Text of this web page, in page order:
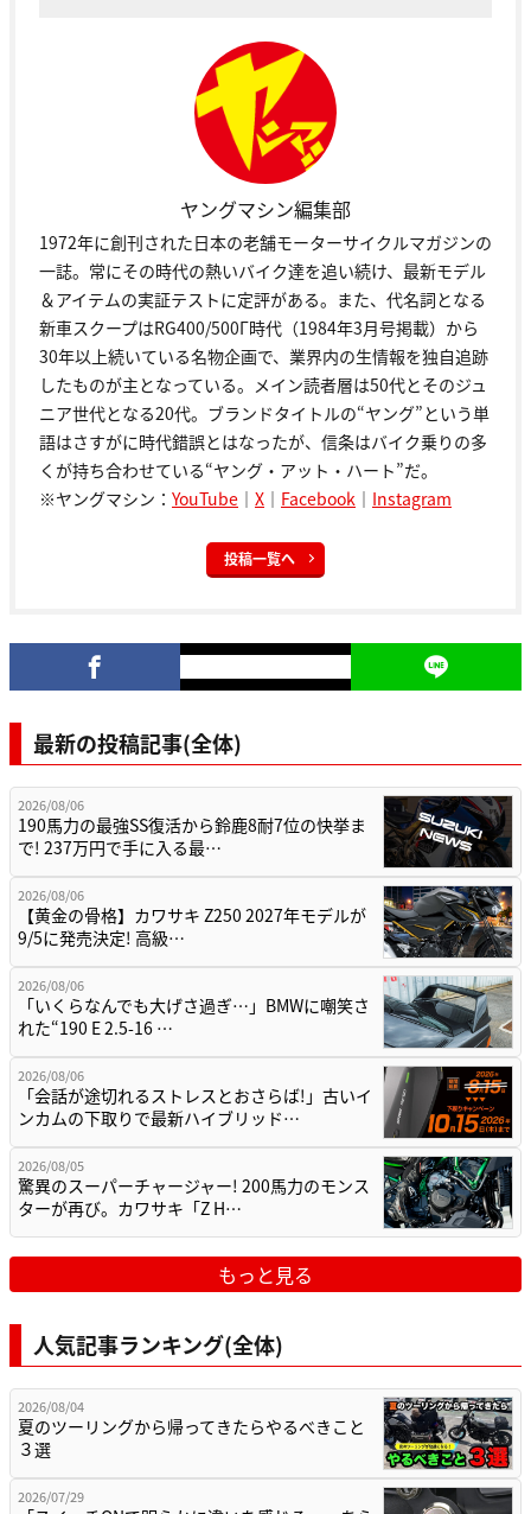
ヤングマシン編集部
1972年に創刊された日本の老舗モーターサイクルマガジンの
一誌。常にその時代の熱いバイク達を追い続け、最新モデル
＆アイテムの実証テストに定評がある。また、代名詞となる
新車スクープはRG400/500Γ時代（1984年3月号掲載）から
30年以上続いている名物企画で、業界内の生情報を独自追跡
したものが主となっている。メイン読者層は50代とそのジュ
ニア世代となる20代。ブランドタイトルの“ヤング”という単
語はさすがに時代錯誤とはなったが、信条はバイク乗りの多
くが持ち合わせている“ヤング・アット・ハート”だ。
※ヤングマシン： YouTube ｜ X ｜ Facebook ｜ Instagram
投稿一覧へ
最新の投稿記事(全体)
2026/08/06
190馬力の最強SS復活から鈴鹿8耐7位の快挙ま
で! 237万円で手に入る最…
2026/08/06
【黄金の骨格】カワサキ Z250 2027年モデルが
9/5に発売決定! 高級…
2026/08/06
「いくらなんでも大げさ過ぎ…」BMWに嘲笑さ
れた“190 E 2.5-16 …
2026/08/06
「会話が途切れるストレスとおさらば!」古いイ
ンカムの下取りで最新ハイブリッド…
2026/08/05
驚異のスーパーチャージャー! 200馬力のモンス
ターが再び。カワサキ「Z H…
もっと見る
人気記事ランキング(全体)
2026/08/04
夏のツーリングから帰ってきたらやるべきこと
３選
2026/07/29